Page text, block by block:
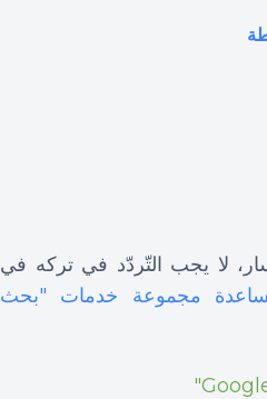
لا يجب التّردّد في تركه في
مجموعة خدمات "بحث